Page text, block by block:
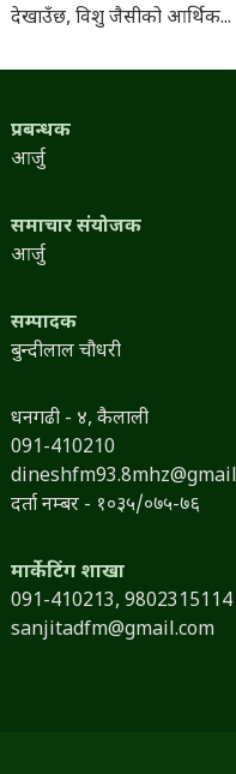
देखाउँछ, विशु जैसीको आर्थिक...
प्रबन्धक
आर्जु
समाचार संयोजक
आर्जु
सम्पादक
बुन्दीलाल चौधरी
धनगढी - ४, कैलाली
091-410210
दर्ता नम्बर - १०३५/०७५-७६
मार्केटिंग शाखा
091-410213, 9802315114
sanjitadfm@gmail.com